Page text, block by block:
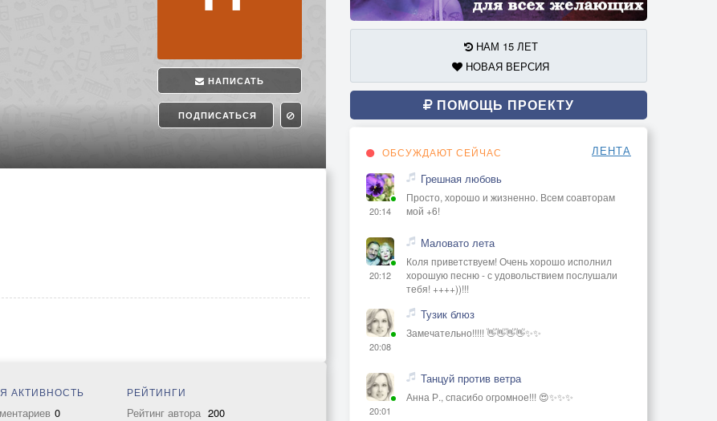
НАПИСАТЬ
ПОДПИСАТЬСЯ
АКТИВНОСТЬ
0
РЕЙТИНГИ
Рейтинг автора 200
НАМ 15 ЛЕТ
НОВАЯ ВЕРСИЯ
ПОМОЩЬ ПРОЕКТУ
ОБСУЖДАЮТ СЕЙЧАС ЛЕНТА
20:14
Грешная любовь
Просто, хорошо и жизненно. Всем соавторам
мой +6!
20:12
Маловато лета
Коля приветствуем! Очень хорошо исполнил
хорошую песню - с удовольствием послушали
тебя! ++++))!!!
20:08
Тузик блюз
Замечательно!!!!! 👋👋👋👋✨✨
20:01
Танцуй против ветра
Анна Р., спасибо огромное!!! 😍✨✨✨